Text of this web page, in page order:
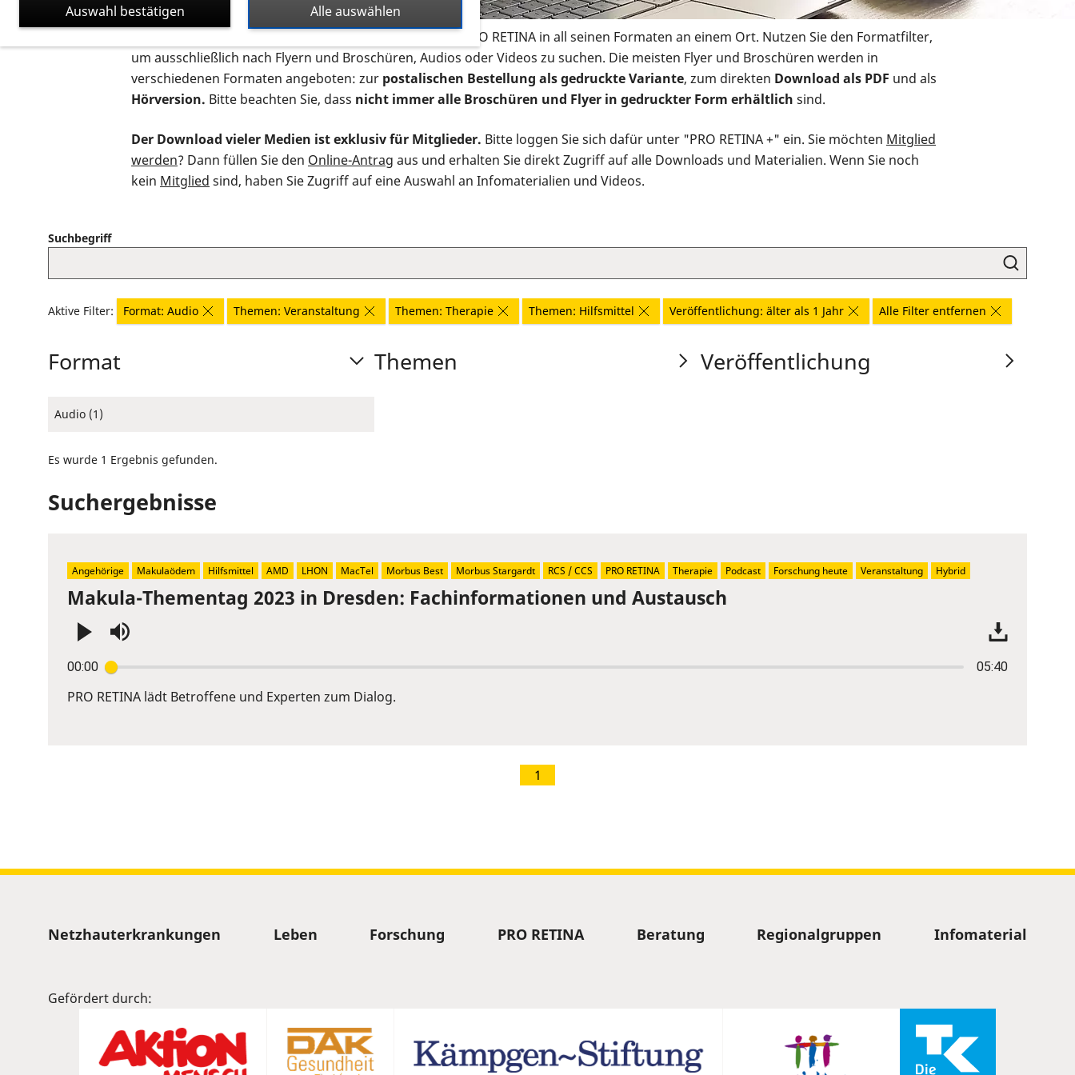
Auf dieser Seite finden Sie sämtliches Infomaterial der PRO RETINA in all seinen Formaten an einem Ort. Nutzen Sie den Formatfilter,
um ausschließlich nach Flyern und Broschüren, Audios oder Videos zu suchen. Die meisten Flyer und Broschüren werden in
verschiedenen Formaten angeboten: zur postalischen Bestellung als gedruckte Variante, zum direkten Download als PDF und als
Hörversion. Bitte beachten Sie, dass nicht immer alle Broschüren und Flyer in gedruckter Form erhältlich sind.
Der Download vieler Medien ist exklusiv für Mitglieder. Bitte loggen Sie sich dafür unter "PRO RETINA +" ein. Sie möchten Mitglied
werden? Dann füllen Sie den Online-Antrag aus und erhalten Sie direkt Zugriff auf alle Downloads und Materialien. Wenn Sie noch
kein Mitglied sind, haben Sie Zugriff auf eine Auswahl an Infomaterialien und Videos.
Suchbegriff
Aktive Filter: Format: Audio Themen: Veranstaltung Themen: Therapie Themen: Hilfsmittel Veröffentlichung: älter als 1 Jahr Alle Filter entfernen
Format
Audio (1)
Themen Veröffentlichung
Es wurde 1 Ergebnis gefunden.
Suchergebnisse
Makula-Thementag 2023 in Dresden: Fachinformationen und Austausch
00:00 05:40
Enter
or
PRO RETINA lädt Betroffene und Experten zum Dialog.
Angehörige Makulaödem Hilfsmittel AMD LHON MacTel Morbus Best Morbus Stargardt RCS / CCS PRO RETINA Therapie Podcast Forschung heute Veranstaltung Hybrid
1
Sitemap
Netzhauterkrankungen Leben Forschung PRO RETINA Beratung Regionalgruppen Infomaterial
Gefördert durch:
Alle auswählen
Auswahl bestätigen